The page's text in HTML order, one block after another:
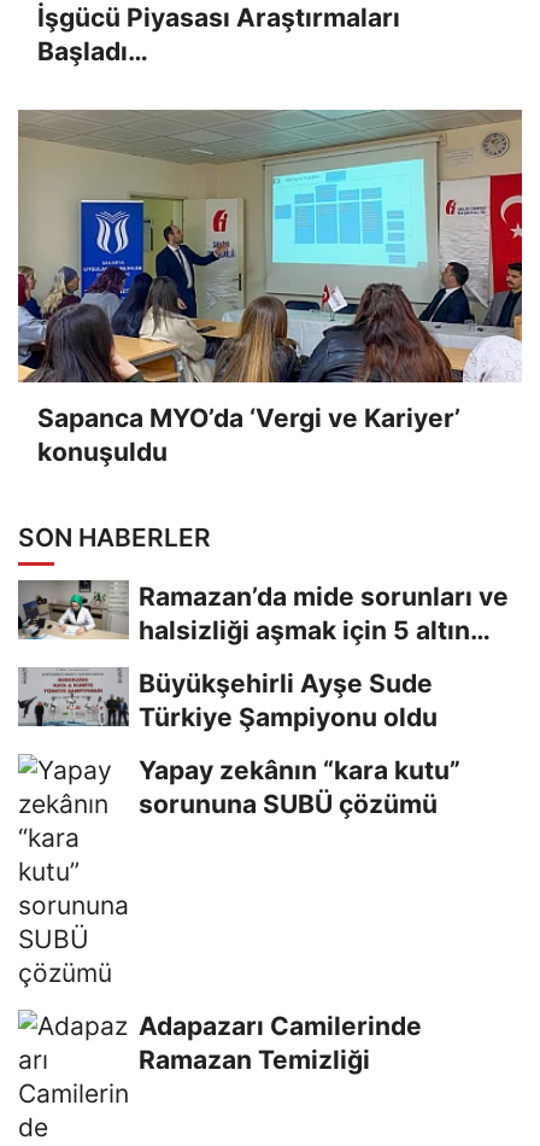
İşgücü Piyasası Araştırmaları
Başladı…
Sapanca MYO’da ‘Vergi ve Kariyer’
konuşuldu
SON HABERLER
Ramazan’da mide sorunları ve
halsizliği aşmak için 5 altın
Büyükşehirli Ayşe Sude
Türkiye Şampiyonu oldu
Yapay zekânın “kara kutu”
sorununa SUBÜ çözümü
Adapazarı Camilerinde
Ramazan Temizliği